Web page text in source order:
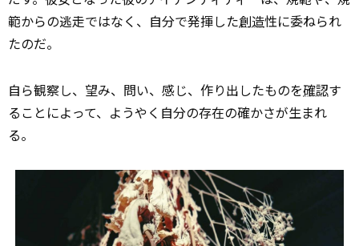
範からの逃走ではなく、自分で発揮した創造性に委ねられ
たのだ。
自ら観察し、望み、問い、感じ、作り出したものを確認す
ることによって、ようやく自分の存在の確かさが生まれ
る。